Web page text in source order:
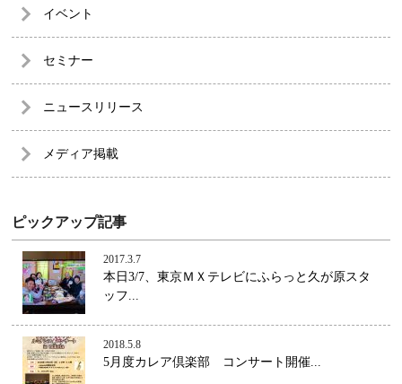
イベント
セミナー
ニュースリリース
メディア掲載
ピックアップ記事
2017.3.7
本日3/7、東京ＭＸテレビにふらっと久が原スタ
ッフ...
2018.5.8
5月度カレア倶楽部 コンサート開催...